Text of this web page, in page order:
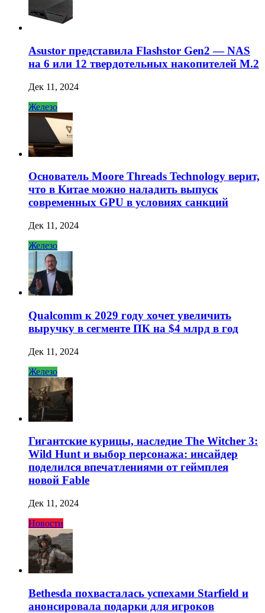
Asustor представила Flashstor Gen2 — NAS
на 6 или 12 твердотельных накопителей M.2
Дек 11, 2024
Железо
Основатель Moore Threads Technology верит,
что в Китае можно наладить выпуск
современных GPU в условиях санкций
Дек 11, 2024
Железо
Qualcomm к 2029 году хочет увеличить
выручку в сегменте ПК на $4 млрд в год
Дек 11, 2024
Железо
Гигантские курицы, наследие The Witcher 3:
Wild Hunt и выбор персонажа: инсайдер
поделился впечатлениями от геймплея
новой Fable
Дек 11, 2024
Новости
Bethesda похвасталась успехами Starfield и
анонсировала подарки для игроков